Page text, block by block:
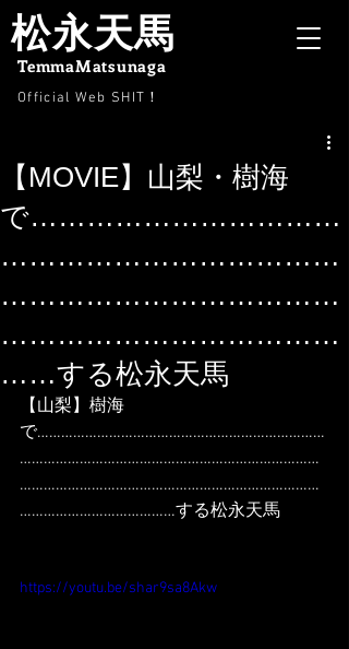
Official Web SHIT ！
松永天馬
TemmaMatsunaga
【MOVIE】山梨・樹海
で……………………………
………………………………
………………………………
………………………………
……する松永天馬
【山梨】樹海
で………………………………………………………………
…………………………………………………………………
…………………………………………………………………
…………………………………する松永天馬
https://youtu.be/shar9sa8Akw